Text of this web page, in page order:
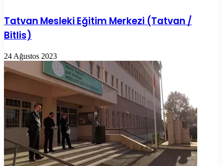
Tatvan Mesleki Eğitim Merkezi (Tatvan /
Bitlis)
24 Ağustos 2023